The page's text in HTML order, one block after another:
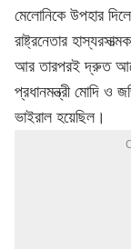
মেলোনিকে উপহার
রাষ্ট্রনেতার
আর তারপরই দ্রুত
প্রধানমন্ত্রী মোদি ও
ভাইরাল হয়েছিল।